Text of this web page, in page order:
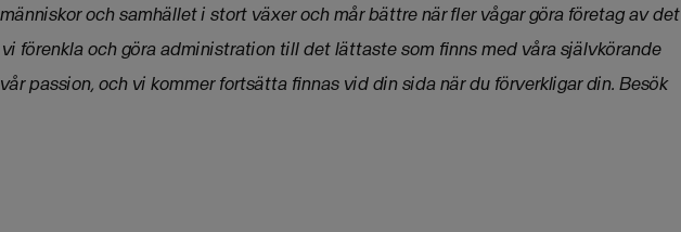
och samhället i stort växer och mår bättre närfler vågar göra företag av det
förenkla och göraadministration till det lättaste som finns med våra självkörande
passion, och vi kommer fortsätta finnas vid din sida när du förverkligar din. Besök